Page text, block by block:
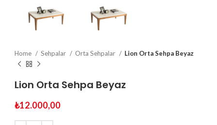
Home Sehpalar Orta Sehpalar Lion Orta Sehpa Beyaz
Lion Orta Sehpa Beyaz
₺12.000,00